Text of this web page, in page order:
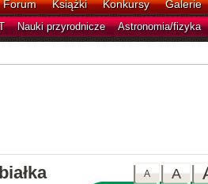
Forum Książki Konkursy Galerie
Nauki przyrodnicze Astronomia/fizyka
A
A